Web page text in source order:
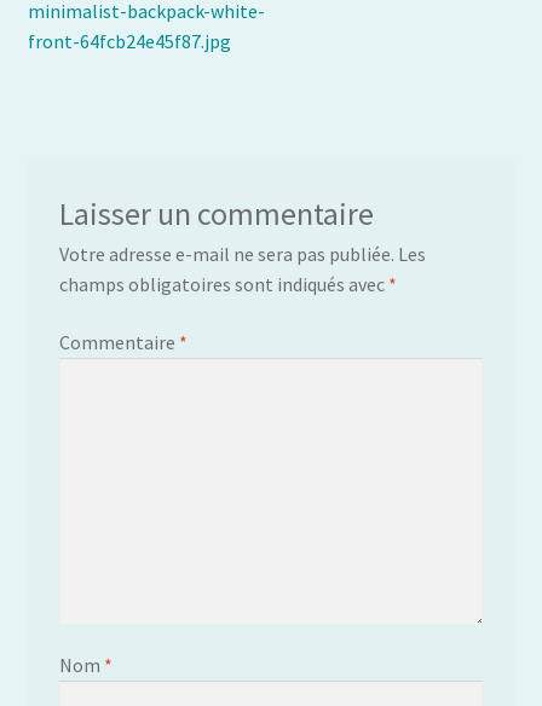
deprécédent :
minimalist-backpack-white-
front-64fcb24e45f87.jpg
Laisser un commentaire
Votre adresse e-mail ne sera pas publiée. Les
champs obligatoires sont indiqués avec *
Commentaire *
Nom *